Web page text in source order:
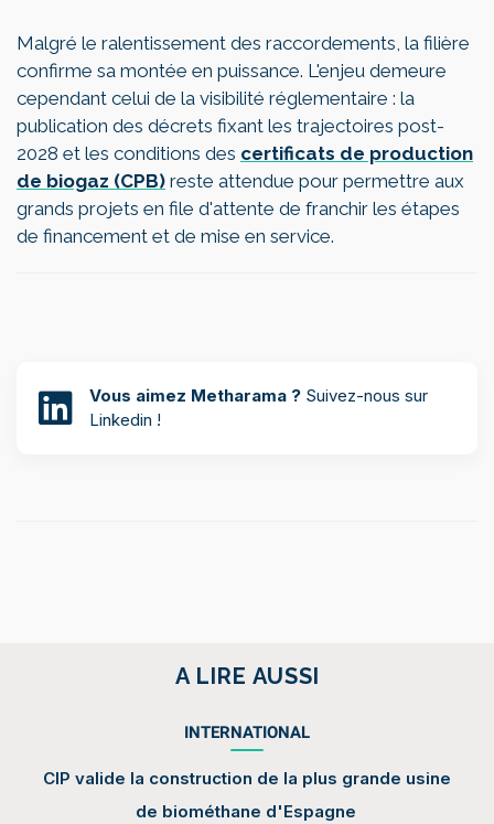
Malgré le ralentissement des raccordements, la filière
confirme sa montée en puissance. L'enjeu demeure
cependant celui de la visibilité réglementaire : la
publication des décrets fixant les trajectoires post-
2028 et les conditions des certificats de production
de biogaz (CPB) reste attendue pour permettre aux
grands projets en file d'attente de franchir les étapes
de financement et de mise en service.
Vous aimez Metharama ? Suivez-nous sur
Linkedin !
A LIRE AUSSI
INTERNATIONAL
CIP valide la construction de la plus grande usine
de biométhane d'Espagne